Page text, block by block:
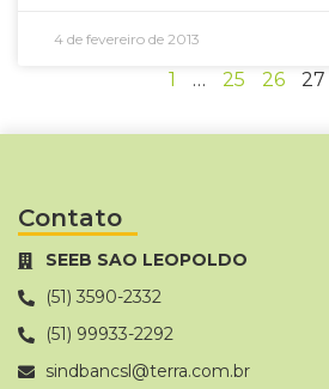
4 de fevereiro de 2013
1 … 25 26 27
Contato
SEEB SAO LEOPOLDO
(51) 3590-2332
(51) 99933-2292
sindbancsl@terra.com.br